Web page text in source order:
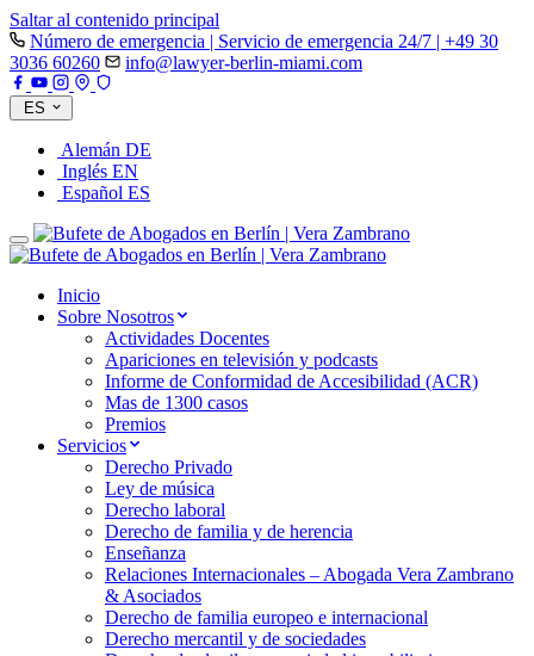
Saltar al contenido principal
Número de emergencia | Servicio de emergencia 24/7 | +49 30
3036 60260
info@lawyer-berlin-miami.com
ES
Alemán DE
Inglés EN
Español ES
Inicio
Sobre Nosotros
Actividades Docentes
Apariciones en televisión y podcasts
Informe de Conformidad de Accesibilidad (ACR)
Mas de 1300 casos
Premios
Servicios
Derecho Privado
Ley de música
Derecho laboral
Derecho de familia y de herencia
Enseñanza
Relaciones Internacionales – Abogada Vera Zambrano
& Asociados
Derecho de familia europeo e internacional
Derecho mercantil y de sociedades